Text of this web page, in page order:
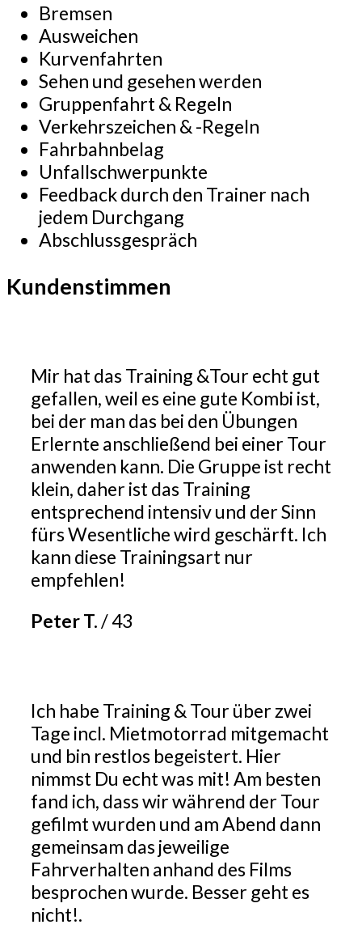
Bremsen
Ausweichen
Kurvenfahrten
Sehen und gesehen werden
Gruppenfahrt & Regeln
Verkehrszeichen & -Regeln
Fahrbahnbelag
Unfallschwerpunkte
Feedback durch den Trainer nach
jedem Durchgang
Abschlussgespräch
Kundenstimmen
Mir hat das Training &Tour echt gut
gefallen, weil es eine gute Kombi ist,
bei der man das bei den Übungen
Erlernte anschließend bei einer Tour
anwenden kann. Die Gruppe ist recht
klein, daher ist das Training
entsprechend intensiv und der Sinn
fürs Wesentliche wird geschärft. Ich
kann diese Trainingsart nur
empfehlen!
Peter T./43
Ich habe Training & Tour über zwei
Tage incl. Mietmotorrad mitgemacht
und bin restlos begeistert. Hier
nimmst Du echt was mit! Am besten
fand ich, dass wir während der Tour
gefilmt wurden und am Abend dann
gemeinsam das jeweilige
Fahrverhalten anhand des Films
besprochen wurde. Besser geht es
nicht!.